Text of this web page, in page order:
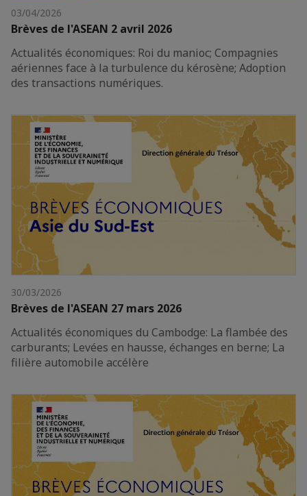
03/04/2026
Brèves de l'ASEAN 2 avril 2026
Actualités économiques: Roi du manioc; Compagnies
aériennes face à la turbulence du kérosène; Adoption
des transactions numériques.
30/03/2026
Brèves de l'ASEAN 27 mars 2026
Actualités économiques du Cambodge: La flambée des
carburants; Levées en hausse, échanges en berne; La
filière automobile accélère